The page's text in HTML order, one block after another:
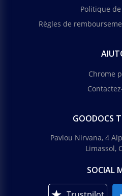
Politique
Règles de
Chrome
GOODOCS
Pavlou Nirvana, 4
Limassol,
SOCIAL